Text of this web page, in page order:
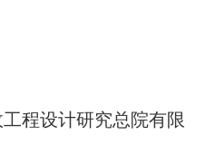
程设计研究总院有限